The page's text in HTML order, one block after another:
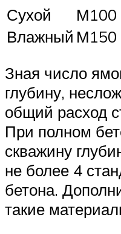
Сухой М100
Влажный М150
Зная число
глубину,
общий расход
При полном
скважину
не более 4
бетона.
такие